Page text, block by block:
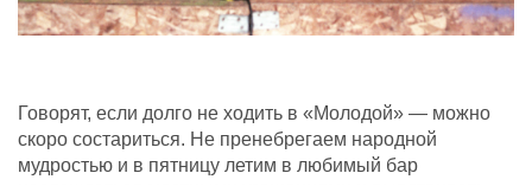
Говорят, если долго не ходить в «Молодой» — можно
скоро состариться. Не пренебрегаем народной
мудростью и в пятницу летим в любимый бар